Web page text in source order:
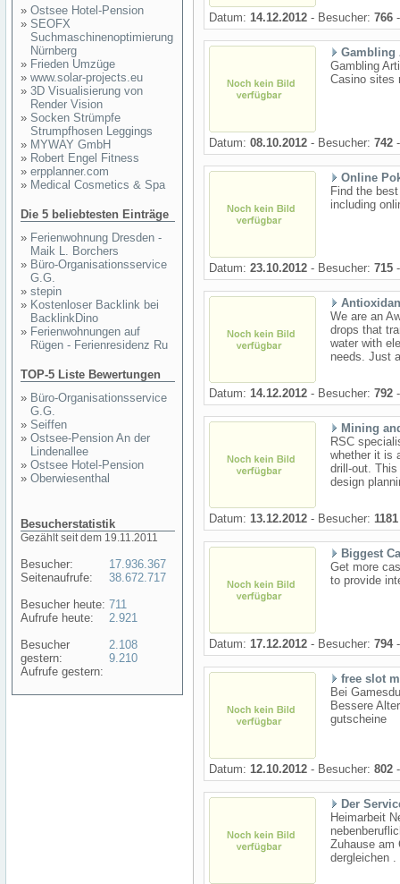
» Ostsee Hotel-Pension
» SEOFX
Suchmaschinenoptimierung
Nürnberg
» Frieden Umzüge
» www.solar-projects.eu
» 3D Visualisierung von
Render Vision
» Socken Strümpfe
Strumpfhosen Leggings
» MYWAY GmbH
» Robert Engel Fitness
» erpplanner.com
» Medical Cosmetics & Spa
Die 5 beliebtesten Einträge
» Ferienwohnung Dresden -
Maik L. Borchers
» Büro-Organisationsservice
G.G.
» stepin
» Kostenloser Backlink bei
BacklinkDino
» Ferienwohnungen auf
Rügen - Ferienresidenz Ru
TOP-5 Liste Bewertungen
» Büro-Organisationsservice
G.G.
» Seiffen
» Ostsee-Pension An der
Lindenallee
» Ostsee Hotel-Pension
» Oberwiesenthal
Besucherstatistik
Gezählt seit dem 19.11.2011
Besucher:
Seitenaufrufe:
Besucher heute:
Aufrufe heute:
Besucher
gestern:
Aufrufe gestern:
17.936.367
38.672.717
711
2.921
2.108
9.210
Datum: 14.12.2012 - Besucher: 766
Gambling
Gambling
Casino sites
Datum: 08.10.2012 - Besucher: 742
Online
Find the
including
Datum: 23.10.2012 - Besucher: 715
We are an
drops that
water with
needs. Just
Datum: 14.12.2012 - Besucher: 792
Mining
RSC
whether it is
drill-out.
design
Datum: 13.12.2012 - Besucher: 1181
Biggest
Get more
to provide
Datum: 17.12.2012 - Besucher: 794-
free slot
Bei
Bessere
gutscheine
Datum: 12.10.2012 - Besucher: 802
Der
Heimarbeit
Zuhause am
dergleichen